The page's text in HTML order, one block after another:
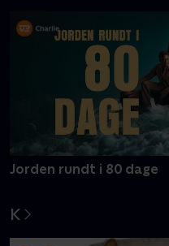
Jorden rundt i 80 dage
K